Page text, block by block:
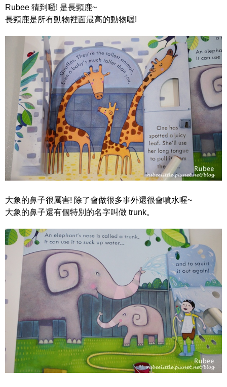
Rubee 猜到囉! 是長頸鹿~
長頸鹿是所有動物裡面最高的動物喔!
大象的鼻子很厲害! 除了會做很多事外還很會噴水喔~
大象的鼻子還有個特別的名字叫做 trunk。